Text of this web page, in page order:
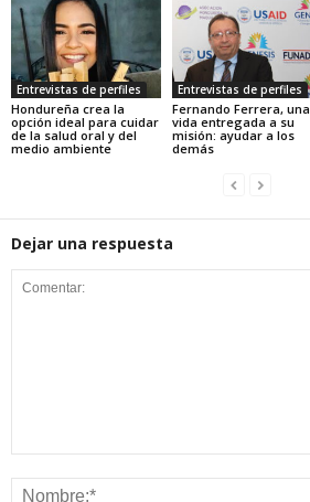
Entrevistas de perfiles
Hondureña crea la
opción ideal para cuidar
de la salud oral y del
medio ambiente
Entrevistas de perfiles
Fernando Ferrera, una
vida entregada a su
misión: ayudar a los
demás
Dejar una respuesta